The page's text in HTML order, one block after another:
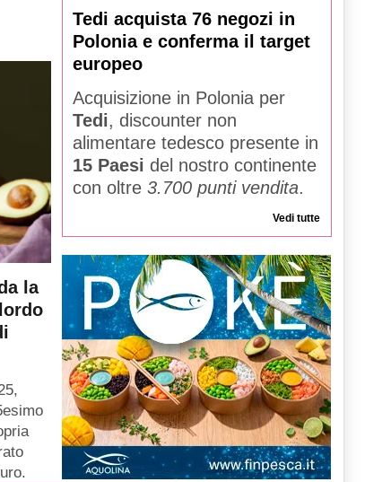
la
Tedi acquista 76 negozi in
Polonia e conferma il target
europeo
Acquisizione in Polonia per
Tedi, discounter non
alimentare tedesco presente in
15 Paesi del nostro continente
con oltre 3.700 punti vendita.
Vedi tutte